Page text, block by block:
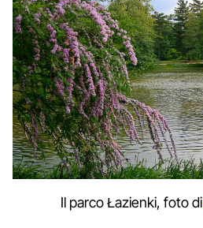
Il parco Łazienki, foto di